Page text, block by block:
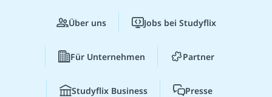
Über uns Jobs bei Studyflix
Für Unternehmen Partner
Studyflix Business Presse